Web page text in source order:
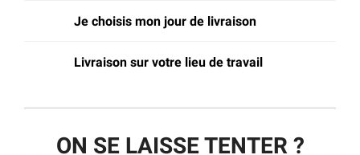
Je choisis mon jour de livraison
Livraison sur votre lieu de travail
ON SE LAISSE TENTER ?